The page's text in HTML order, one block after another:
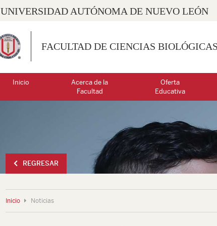
UNIVERSIDAD AUTÓNOMA DE NUEVO LEÓN
FACULTAD DE CIENCIAS BIOLÓGICAS
Inicio
Acerca de la
Facultad
Oferta
Educativa
REGRESAR
Inicio Noticias